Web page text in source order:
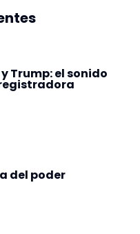
Trump: el sonido
del poder